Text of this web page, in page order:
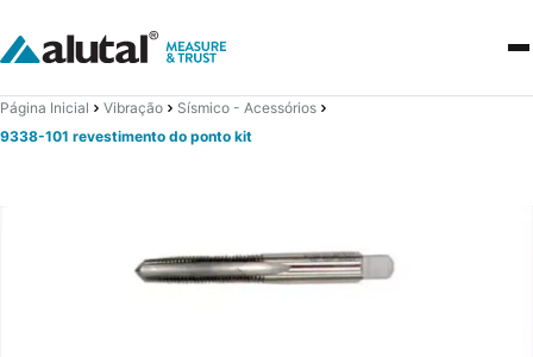
Página Inicial Vibração
Sísmico - Acessórios
9338-101 revestimento do ponto kit